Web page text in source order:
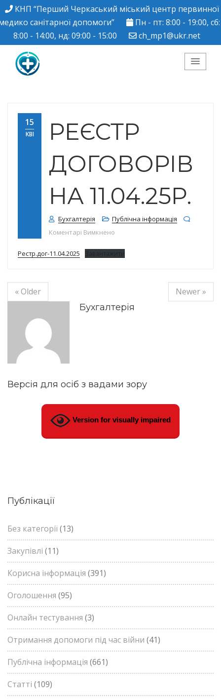
КНП “Перший Черкаський міський центр первинної
санітарної допомоги”
Пн - пт: 8:00 - 19:00, сб:
8:00 - 14:00, нд: 09:00 - 15:00
ch_mp1@ukr.net
Черкаський міський
центр ПМСД"
15
КВІ
РЕЄСТР
ДОГОВОРІВ
НА 11.04.25Р.
Бухгалтерія
Публічна інформація
Коментарі Вимкнено
Рестр.дог-11.04.2025 Завантажити
« Older
Newer »
Бухгалтерія
Версія для осіб з вадами зору
Version for visually impaired
Публікації
Без категорії(13)
Закупівлі (11)
Корисна інформація (391)
Оголошення (95)
Онлайн тестування (3)
Отримання допомоги під час війни (41)
Публічна інформація (661)
Статті (109)